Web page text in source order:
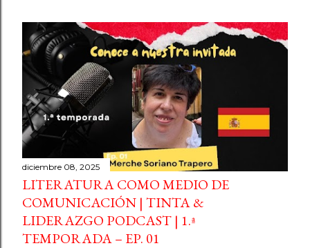
diciembre 08, 2025
LITERATURA COMO MEDIO DE
COMUNICACIÓN | TINTA &
LIDERAZGO PODCAST | 1.ª
TEMPORADA – EP. 01